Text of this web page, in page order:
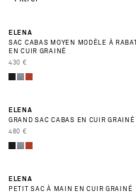
ELENA
SAC CABAS MOYEN MODÈLE À RABAT
EN CUIR GRAINÉ
PRIX DE VENTE
430 €
ELENA
GRAND SAC CABAS EN CUIR GRAINÉ
PRIX DE VENTE
480 €
ELENA
PETIT SAC À MAIN EN CUIR GRAINÉ